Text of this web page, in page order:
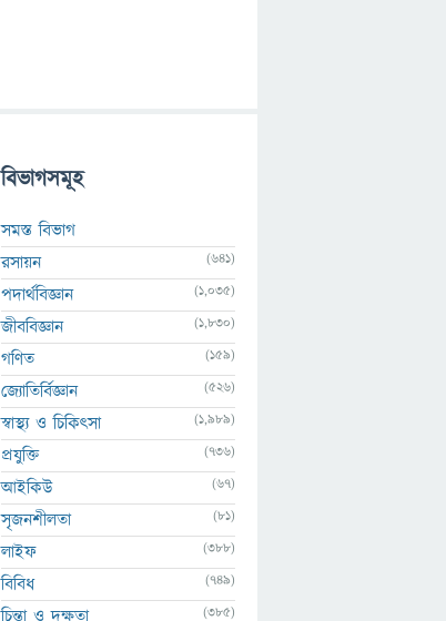
বিভাগসমূহ
সমস্ত বিভাগ
রসায়ন
(641)
পদার্থবিজ্ঞান (1,035)
জীববিজ্ঞান (1,830)
গণিত (159)
জ্যোতির্বিজ্ঞান (526)
স্বাস্থ্য ও চিকিৎসা (1,989)
প্রযুক্তি (736)
আইকিউ (67)
সৃজনশীলতা (81)
লাইফ (388)
বিবিধ (749)
চিন্তা ও দক্ষতা (385)